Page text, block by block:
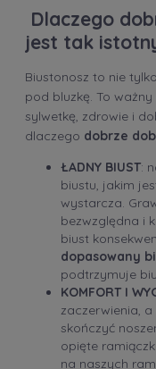
Dlaczego
jest tak
Biustonosz to nie
pod bluzkę. To
sylwetkę, zdrowie i
dlaczego dobrze
ŁADNY BIUST:
biustu, jakim
wystarcza.
bezwzględna i
biust
dopasowany
podtrzymuje
KOMFORT I
zaczerwienia,
skończyć
opięte
na naszych